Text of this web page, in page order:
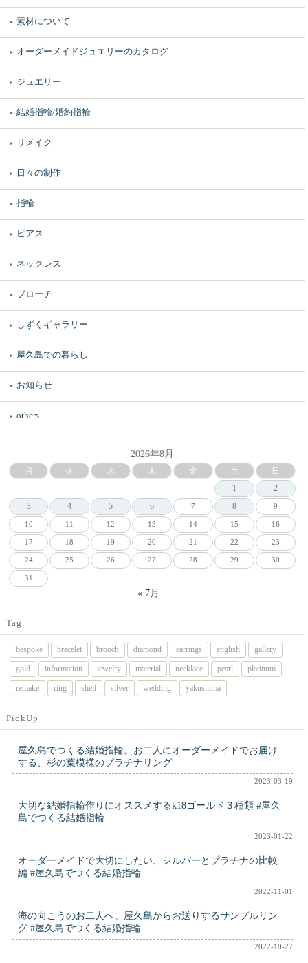
素材について
オーダーメイドジュエリーのカタログ
ジュエリー
結婚指輪/婚約指輪
リメイク
日々の制作
指輪
ピアス
ネックレス
ブローチ
しずくギャラリー
屋久島での暮らし
お知らせ
others
2026年8月
月 火 水 木 金 土
日
1
2
3
4 5 6 7 8 9
10 11 12 13 14 15 16
17 18 19 20 21 22 23
24 25 26 27 28 29 30
31
« 7月
Tag
bespoke bracelet brooch diamond earrings english
gallery
gold
information jewelry material necklace pearl
platinum
remake
ring shell silver wedding yakushima
PickUp
屋久島でつくる結婚指輪。お二人にオーダーメイドでお届け
する、杉の葉模様のプラチナリング
2023-03-19
大切な結婚指輪作りにオススメするk18ゴールド３種類 #屋久
島でつくる結婚指輪
2023-01-22
オーダーメイドで大切にしたい、シルバーとプラチナの比較
編 #屋久島でつくる結婚指輪
2022-11-01
海の向こうのお二人へ。屋久島からお送りするサンプルリン
グ #屋久島でつくる結婚指輪
2022-10-27